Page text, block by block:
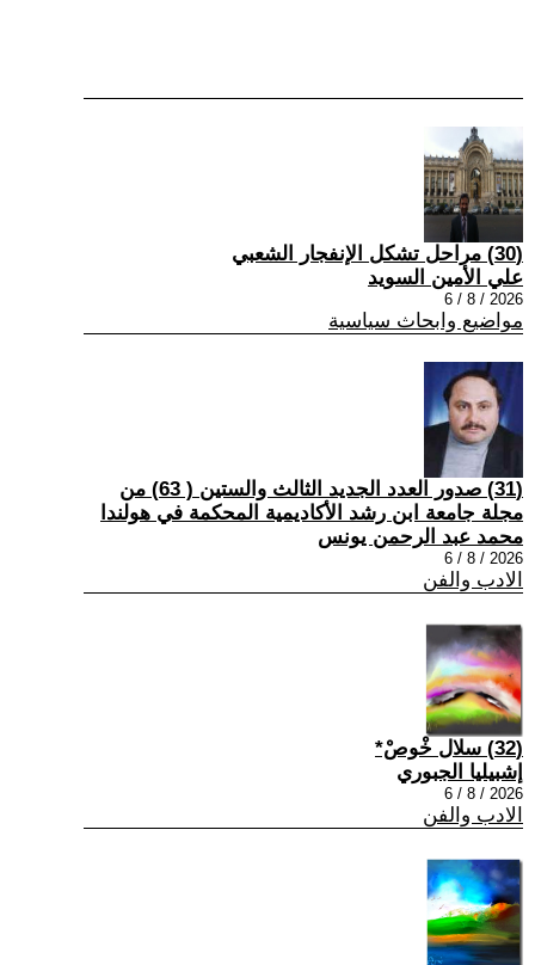
(30) مراحل تشكل الإنفجار الشعبي
علي الأمين السويد
2026 / 8 / 6
مواضيع وابحاث سياسية
(31) صدور العدد الجديد الثالث والستين ( 63) من
مجلة جامعة ابن رشد الأكاديمية المحكمة في هولندا
محمد عبد الرحمن يونس
2026 / 8 / 6
الادب والفن
(32) سلال خْوصْ*
إشبيليا الجبوري
2026 / 8 / 6
الادب والفن